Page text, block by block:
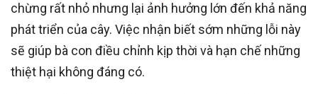
chừng rất nhỏ nhưng lại ảnh hưởng lớn đến khả năng
phát triển của cây. Việc nhận biết sớm những lỗi này
sẽ giúp bà con điều chỉnh kịp thời và hạn chế những
thiệt hại không đáng có.